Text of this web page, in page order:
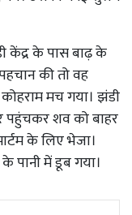
केंद्र के पास बाढ़ के
की तो वह
कोहराम मच गया। झंडी
पहुंचकर शव को बाहर
के लिए भेजा।
पानी में डूब गया।